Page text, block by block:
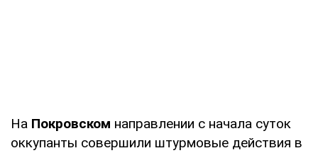
На Покровском направлении с начала суток
оккупанты совершили штурмовые действия в